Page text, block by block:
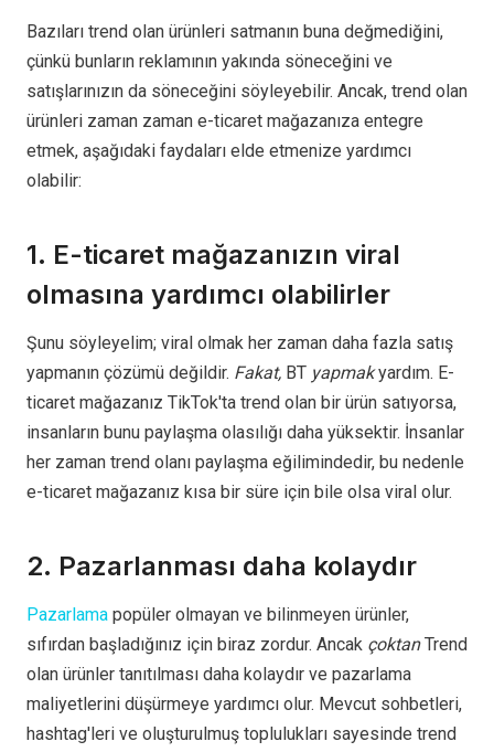
Bazıları trend olan ürünleri satmanın buna değmediğini,
çünkü bunların reklamının yakında söneceğini ve
satışlarınızın da söneceğini söyleyebilir. Ancak, trend olan
ürünleri zaman zaman e-ticaret mağazanıza entegre
etmek, aşağıdaki faydaları elde etmenize yardımcı
olabilir:
1. E-ticaret mağazanızın viral
olmasına yardımcı olabilirler
Şunu söyleyelim; viral olmak her zaman daha fazla satış
yapmanın çözümü değildir. Fakat, BT yapmakyardım. E-
ticaret mağazanız TikTok'ta trend olan bir ürün satıyorsa,
insanların bunu paylaşma olasılığı daha yüksektir. İnsanlar
her zaman trend olanı paylaşma eğilimindedir, bu nedenle
e-ticaret mağazanız kısa bir süre için bile olsa viral olur.
2. Pazarlanması daha kolaydır
Pazarlama popüler olmayan ve bilinmeyen ürünler,
sıfırdan başladığınız için biraz zordur. Ancak çoktanTrend
olan ürünler tanıtılması daha kolaydır ve pazarlama
maliyetlerini düşürmeye yardımcı olur. Mevcut sohbetleri,
hashtag'leri ve oluşturulmuş toplulukları sayesinde trend